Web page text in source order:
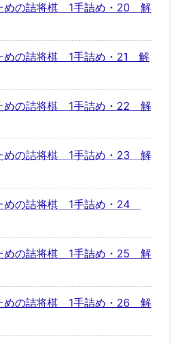
めの詰将棋 1手詰め・20 解
めの詰将棋 1手詰め・21 解
めの詰将棋 1手詰め・22 解
めの詰将棋 1手詰め・23 解
めの詰将棋 1手詰め・24
めの詰将棋 1手詰め・25 解
めの詰将棋 1手詰め・26 解